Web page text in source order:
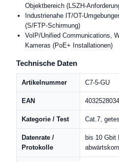
Objektbereich (LSZH-
Industrienahe IT/OT-
(S/FTP-Schirmung)
VoIP/Unified Communications,
Kameras (PoE+ Installationen)
Technische Daten
Artikelnummer C7-5-GU
EAN
Kategorie / Test Cat.7,
Datenrate /
Protokolle
bis 10 Gbit